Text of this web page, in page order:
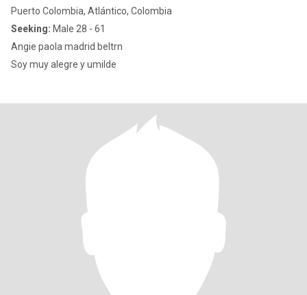
Puerto Colombia, Atlántico, Colombia
Seeking: Male 28 - 61
Angie paola madrid beltrn
Soy muy alegre y umilde